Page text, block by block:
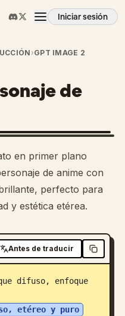
Iniciar sesión
›GPT IMAGE 2
de
en primer plano
de anime con
perfecto para
y estética etérea.
Antes de traducir
difuso, enfoque
etéreo y puro